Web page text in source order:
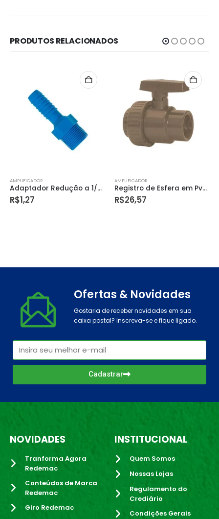
PRODUTOS RELACIONADOS
AMPLIFICADOR
Registro de Esfera em Pvc Roscável 1/2” – Amanco
R$26,57
AMPLIFICADOR
Rodizio Gel 75mm Giratório com Freio – Dtools
R$42,21
Ofertas & Novidades
Gostaria de receber novidades em sua
caixa postal? Inscreva-se e fique ligado.
Cadastrar
NOVIDADES
Tranforma Agora
Redemac
Conteúdos de Marca
Redemac
Giro Redemac
INSTITUCIONAL
Quem Somos
Nossas Lojas
Regulamento do
Crediário
Condições Gerais